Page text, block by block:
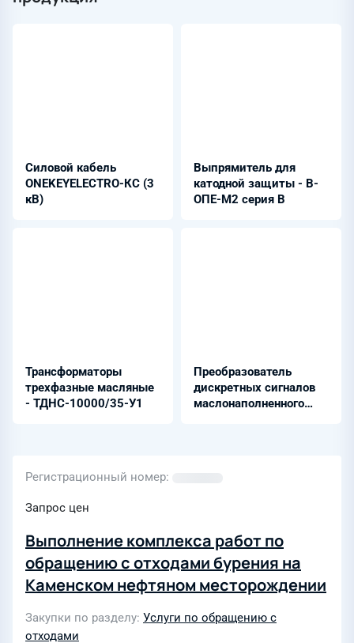
Силовой кабель
ONEKEYELECTRO-КС (3
кВ)
Выпрямитель для
катодной защиты - В-
ОПЕ-М2 серия В
Трансформаторы
трехфазные масляные
- ТДНС-10000/35-У1
Преобразователь
дискретных сигналов
маслонаполненного
Регистрационный номер
Запрос цен
Выполнение комплекса работ по
обращению с отходами бурения на
Каменском нефтяном месторождении
Закупки по разделу Услуги по обращению с
отходами